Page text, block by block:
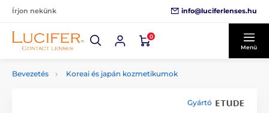
Írjon nekünk info@luciferlenses.hu
0
Menü
Bevezetés Koreai és japán kozmetikumok
Gyártó